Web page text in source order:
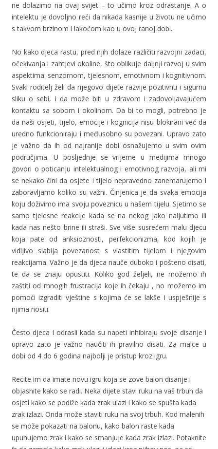
ne dolazimo na ovaj svijet – to učimo kroz odrastanje. A o
intelektu je dovoljno reći da nikada kasnije u životu ne učimo
s takvom brzinom i lakoćom kao u ovoj ranoj dobi.
No kako djeca rastu, pred njih dolaze različiti razvojni zadaci,
očekivanja i zahtjevi okoline, što oblikuje daljnji razvoj u svim
aspektima: senzornom, tjelesnom, emotivnom i kognitivnom.
Svaki roditelj želi da njegovo dijete razvije pozitivnu i sigurnu
sliku o sebi, i da može biti u zdravom i zadovoljavajućem
kontaktu sa sobom i okolinom. Da bi to mogli, potrebno je
da naši osjeti, tijelo, emocije i kognicija nisu blokirani već da
uredno funkcioniraju i međusobno su povezani. Upravo zato
je važno da ih od najranije dobi osnažujemo u svim ovim
područjima. U posljednje se vrijeme u medijima mnogo
govori o poticanju intelektualnog i emotivnog razvoja, ali mi
se nekako čini da osjete i tijelo nepravedno zanemarujemo i
zaboravljamo koliko su važni. Činjenica je da svaka emocija
koju doživimo ima svoju poveznicu u našem tijelu. Sjetimo se
samo tjelesne reakcije kada se na nekog jako naljutimo ili
kada nas nešto brine ili straši. Sve više susrećem malu djecu
koja pate od anksioznosti, perfekcionizma, kod kojih je
vidljivo slabija povezanost s vlastitim tijelom i njegovim
reakcijama. Važno je da djeca nauče duboko i pošteno disati,
te da se znaju opustiti. Koliko god željeli, ne možemo ih
zaštiti od mnogih frustracija koje ih čekaju , no možemo im
pomoći izgraditi vještine s kojima će se lakše i uspješnije s
njima nositi.
Često djeca i odrasli kada su napeti inhibiraju svoje disanje i
upravo zato je važno naučiti ih pravilno disati. Za malce u
dobi od 4 do 6 godina najbolji je pristup kroz igru.
Recite im da imate novu igru koja se zove balon disanje i
objasnite kako se radi. Neka dijete stavi ruku na vaš trbuh da
osjeti kako se podiže kada zrak ulazi i kako se spušta kada
zrak izlazi. Onda može staviti ruku na svoj trbuh. Kod malenih
se može pokazati na balonu, kako balon raste kada
upuhujemo zrak i kako se smanjuje kada zrak izlazi. Potaknite